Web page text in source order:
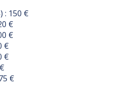
: 150 €
€
€
€
€
€